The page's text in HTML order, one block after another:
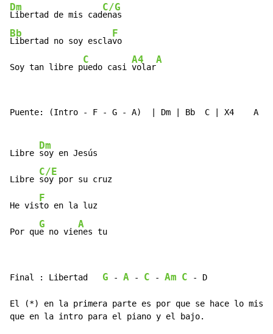
Dm
Libertad de mis cad
C/G
Bb
Libertad no soy escla
F
vo
Soy tan libre p
C
uedo casi
A4
volar
A
Puente: (Intro - F - G - A)  | Dm | Bb  C | X4    A
Libre
Dm
soy en Jesús
Libre
C/E
soy por su cruz
He vis
F
to en la luz
Por qu
G
e no vie
A
nes tu
Final : Libertad G - A - C - Am C - D
El (*) en la primera parte es por que se hace lo mismo
que en la intro para el piano y el bajo.